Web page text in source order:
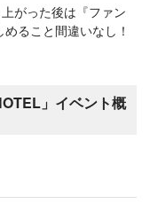
がった後は『ファン
ること間違いなし！
」イベント概